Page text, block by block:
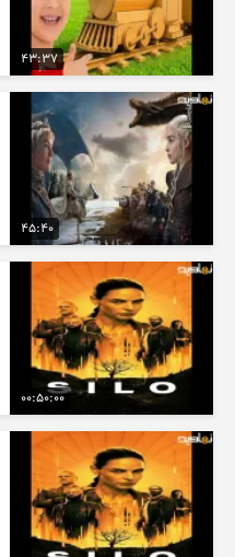
43:37
45:40
00:50:00